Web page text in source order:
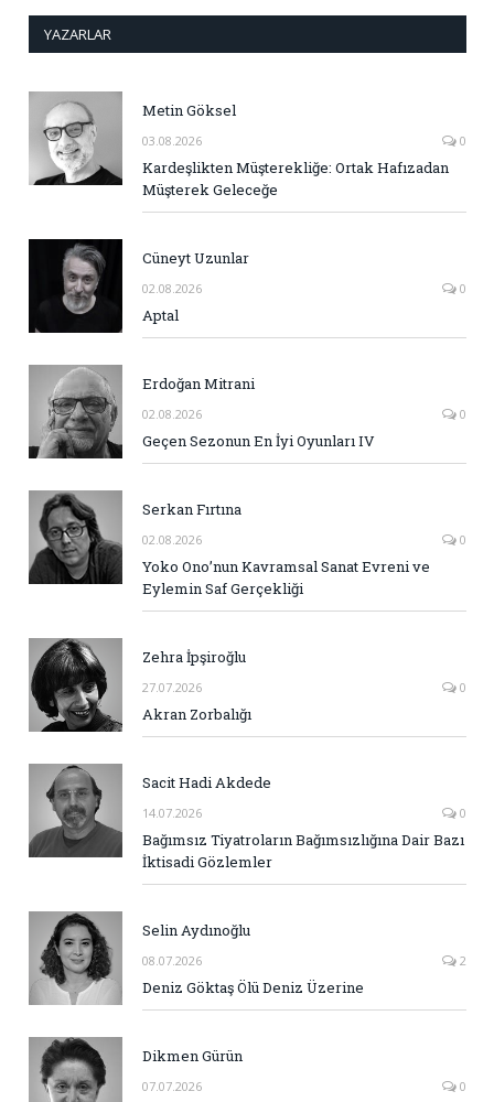
YAZARLAR
Metin Göksel
03.08.2026 0
Kardeşlikten Müşterekliğe: Ortak Hafızadan
Müşterek Geleceğe
Cüneyt Uzunlar
02.08.2026 0
Aptal
Erdoğan Mitrani
02.08.2026 0
Geçen Sezonun En İyi Oyunları IV
Serkan Fırtına
02.08.2026 0
Yoko Ono’nun Kavramsal Sanat Evreni ve
Eylemin Saf Gerçekliği
Zehra İpşiroğlu
27.07.2026 0
Akran Zorbalığı
Sacit Hadi Akdede
14.07.2026 0
Bağımsız Tiyatroların Bağımsızlığına Dair Bazı
İktisadi Gözlemler
Selin Aydınoğlu
08.07.2026 2
Deniz Göktaş Ölü Deniz Üzerine
Dikmen Gürün
07.07.2026 0